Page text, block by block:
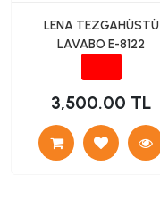
LENA TEZGAHÜSTÜ
LAVABO E-8122
3,500.00 TL